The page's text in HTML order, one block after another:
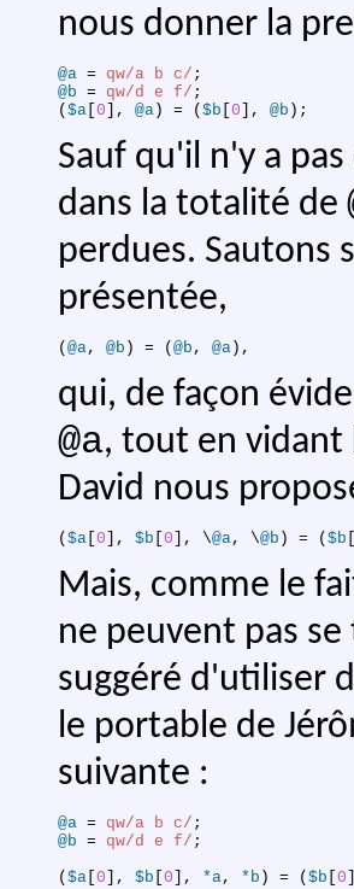
nous donner la
@a = qw/a b c/ ;
@b = qw/d e f/ ;
( $a 0 , @a ) = ( $b 0 , @b ) ;
Sauf qu'il n'y a
dans la totalité de
perdues. Sautons
présentée,
( @a, @b ) = ( @b , @a ) ,
qui, de façon
@a, tout en
David nous
( $a 0 , $b 0 , \@a, \@b ) = ( $b
Mais, comme le
ne peuvent pas
suggéré d'utiliser
le portable de
suivante :
@a = qw/a b c/ ;
@b = qw/d e f/ ;
( $a 0 , $b 0 , *a, *b ) = ( $b 0